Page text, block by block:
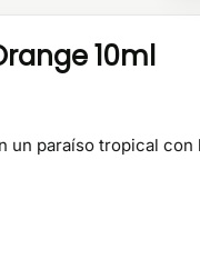
10ml
un paraíso tropical